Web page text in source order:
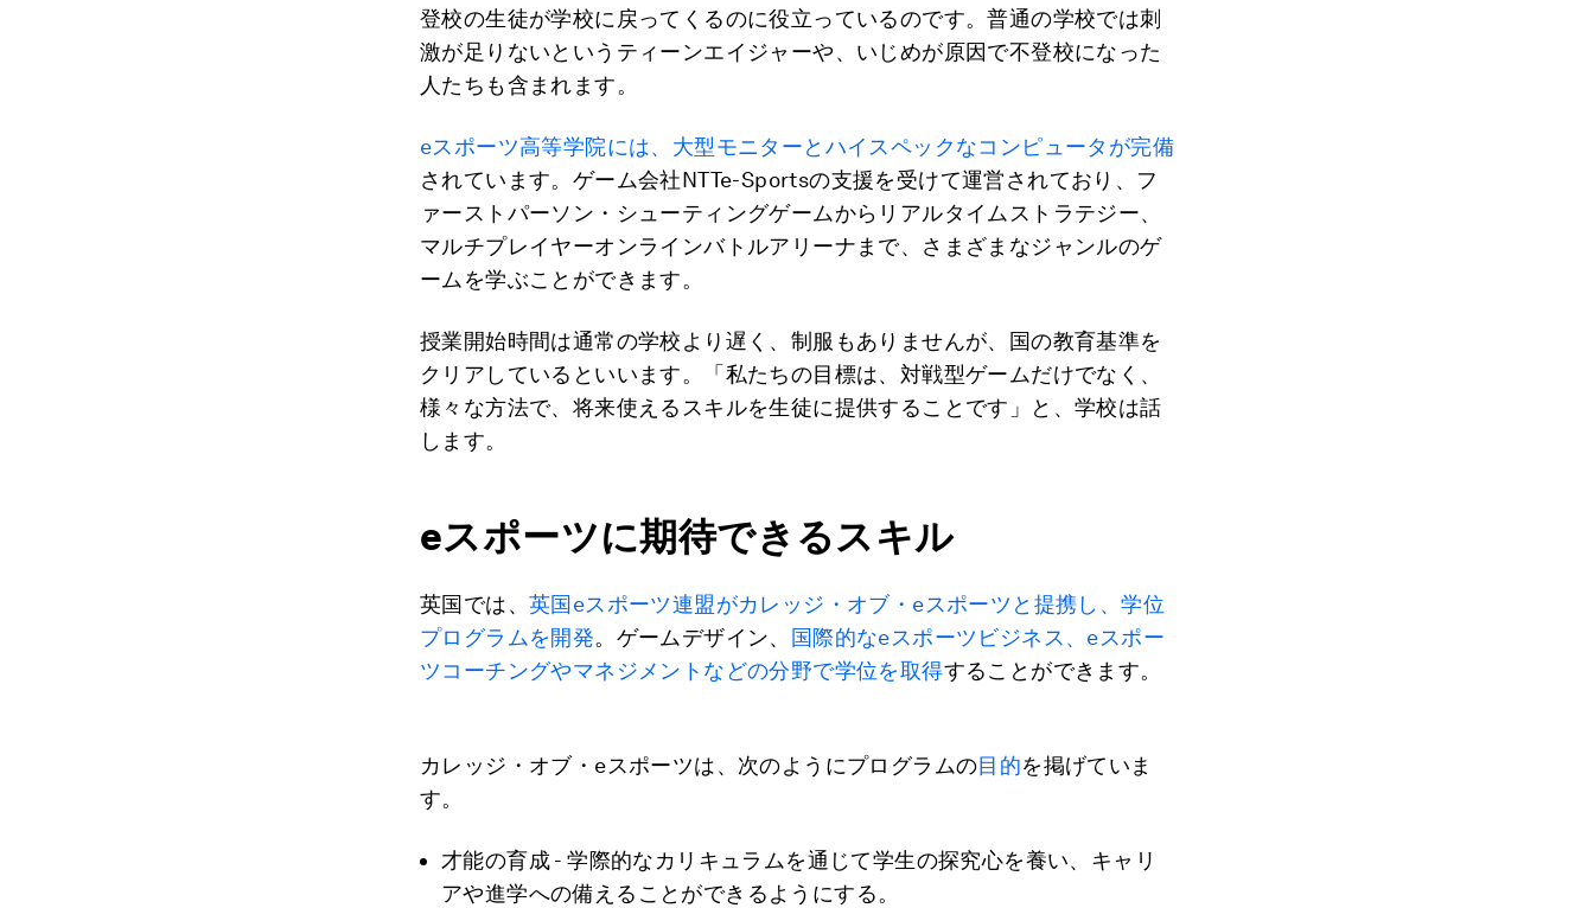
登校の生徒が学校に戻ってくるのに役立っているのです。普通の学校では刺
激が足りないというティーンエイジャーや、いじめが原因で不登校になった
人たちも含まれます。
eスポーツ高等学院には、大型モニターとハイスペックなコンピュータが完備
されています。ゲーム会社NTTe-Sportsの支援を受けて運営されており、フ
ァーストパーソン・シューティングゲームからリアルタイムストラテジー、
マルチプレイヤーオンラインバトルアリーナまで、さまざまなジャンルのゲ
ームを学ぶことができます。
授業開始時間は通常の学校より遅く、制服もありませんが、国の教育基準を
クリアしているといいます。「私たちの目標は、対戦型ゲームだけでなく、
様々な方法で、将来使えるスキルを生徒に提供することです」と、学校は話
します。
eスポーツに期待できるスキル
英国では、 英国eスポーツ連盟がカレッジ・オブ・eスポーツと提携し、学位
プログラムを開発。ゲームデザイン、
国際的なeスポーツビジネス、eスポー
ツコーチングやマネジメントなどの分野で学位を取得することができます。
カレッジ・オブ・eスポーツは、次のようにプログラムの目的を掲げていま
す。
才能の育成 - 学際的なカリキュラムを通じて学生の探究心を養い、キャリ
アや進学への備えることができるようにする。